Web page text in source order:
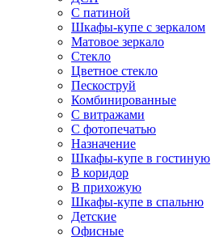
С патиной
Шкафы-купе с зеркалом
Матовое зеркало
Стекло
Цветное стекло
Пескоструй
Комбинированные
С витражами
С фотопечатью
Назначение
Шкафы-купе в гостиную
В коридор
В прихожую
Шкафы-купе в спальню
Детские
Офисные